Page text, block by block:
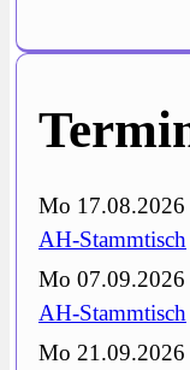
Mo 17.08.2026
AH-Stammtisch
Mo 07.09.2026
AH-Stammtisch
Mo 21.09.2026